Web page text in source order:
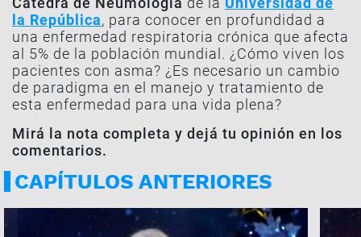
la República, para conocer en profundidad a
una enfermedad respiratoria crónica que afecta
al 5% de la población mundial. ¿Cómo viven los
pacientes con asma? ¿Es necesario un cambio
de paradigma en el manejo y tratamiento de
esta enfermedad para una vida plena?
Mirá la nota completa y dejá tu opinión en los
comentarios.
CAPÍTULOS ANTERIORES